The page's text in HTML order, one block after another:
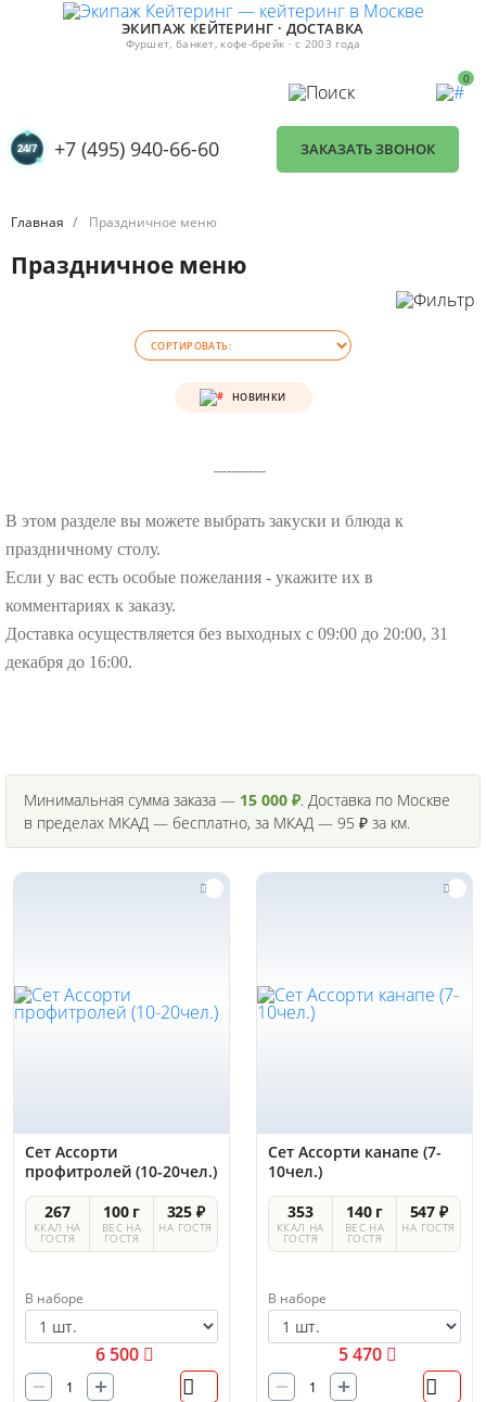
ЭКИПАЖ КЕЙТЕРИНГ · ДОСТАВКА
Фуршет, банкет, кофе-брейк · с 2003 года
0
+7 (495) 940-66-60 ЗАКАЗАТЬ ЗВОНОК
Главная Праздничное меню
Праздничное меню
НОВИНКИ
В этом разделе вы можете выбрать закуски и блюда к
праздничному столу.
Если у вас есть особые пожелания - укажите их в
комментариях к заказу.
Доставка осуществляется без выходных с 09:00 до 20:00, 31
декабря до 16:00.
Минимальная сумма заказа — 15 000 ₽. Доставка по Москве
в пределах МКАД — бесплатно, за МКАД — 95 ₽ за км.
Сет Ассорти
профитролей (10-20чел.)
267
ККАЛ НА
ГОСТЯ
100 г
ВЕС НА
ГОСТЯ
325 ₽
НА ГОСТЯ
В наборе
6 500
Сет Ассорти канапе (7-
10чел.)
353
ККАЛ НА
ГОСТЯ
140 г
ВЕС НА
ГОСТЯ
547 ₽
НА ГОСТЯ
В наборе
5 470